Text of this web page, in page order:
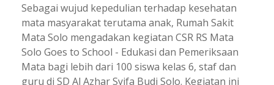
Sebagai wujud kepedulian terhadap kesehatan
mata masyarakat terutama anak, Rumah Sakit
Mata Solo mengadakan kegiatan CSR RS Mata
Solo Goes to School - Edukasi dan Pemeriksaan
Mata bagi lebih dari 100 siswa kelas 6, staf dan
guru di SD Al Azhar Syifa Budi Solo. Kegiatan ini